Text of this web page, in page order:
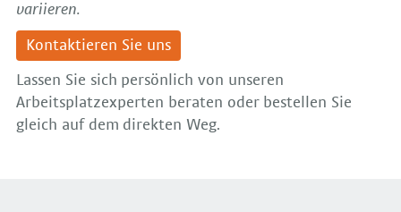
variieren.
Kontaktieren Sie uns
Lassen Sie sich persönlich von unseren
Arbeitsplatzexperten beraten oder bestellen Sie
gleich auf dem direkten Weg.